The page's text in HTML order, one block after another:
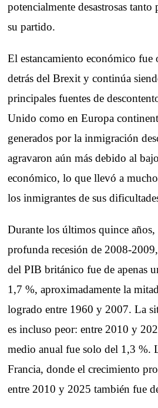
potencialmente desastrosas tanto
su partido.
El estancamiento económico fue
detrás del Brexit y continúa
principales fuentes de
Unido como en Europa
generados por la inmigración
agravaron aún más debido al
económico, lo que llevó a
los inmigrantes de sus
Durante los últimos quince años,
profunda recesión de 2008-
del PIB británico fue de apenas
1,7 %, aproximadamente la
logrado entre 1960 y 2007. La
es incluso peor: entre 2010 y
medio anual fue solo del 1,3 %.
Francia, donde el crecimiento
entre 2010 y 2025 también fue